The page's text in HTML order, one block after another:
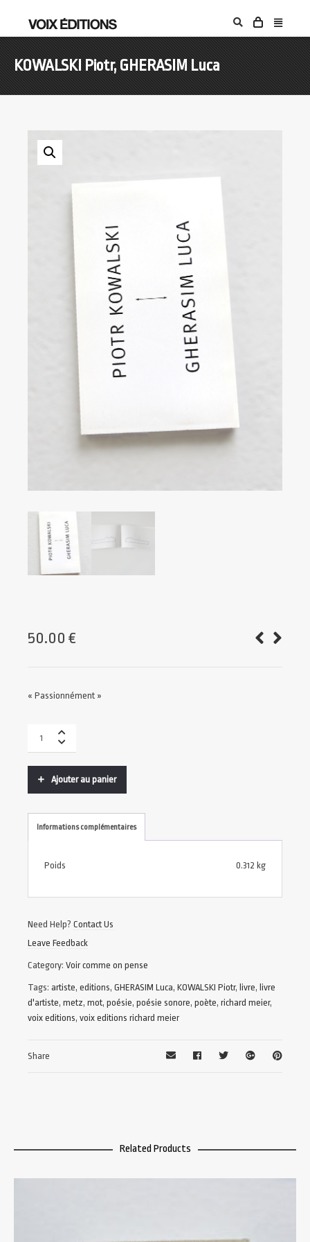
KOWALSKI Piotr, GHERASIM Luca
50.00 €
« Passionnément »
Ajouter au panier
Informations complémentaires
Poids 0.312 kg
Need Help? Contact Us
Leave Feedback
Category: Voir comme on pense
Tags: artiste, editions, GHERASIM Luca, KOWALSKI Piotr, livre, livre
d'artiste, metz, mot, poésie, poésie sonore, poète, richard meier,
voix editions, voix editions richard meier
Share
Related Products